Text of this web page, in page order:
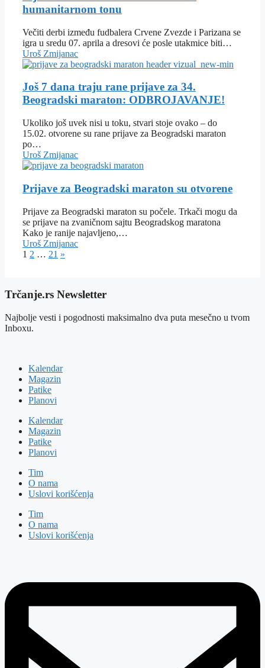
humanitarnom tonu
Večiti derbi između fudbalera Crvene Zvezde i Parizana se
igra u sredu 07. aprila a dresovi će posle utakmice biti…
Uroš Zmijanac
Još 7 dana traju rane prijave za 34.
Beogradski maraton: ODBROJAVANJE!
Ukoliko još uvek nisi u toku, stvari stoje ovako – do
15.02. otvorene su rane prijave za Beogradski maraton
po…
Uroš Zmijanac
Prijave za Beogradski maraton su otvorene
Prijave za Beogradski maraton su počele. Trkači mogu da
se prijave na zvaničnom sajtu Beogradskog maratona
Kako je ranije najavljeno,…
Uroš Zmijanac
1 2 … 21 »
Trčanje.rs Newsletter
Najbolje vesti i pogodnosti maksimalno dva puta mesečno u tvom
Inboxu.
Kalendar
Magazin
Patike
Planovi
Kalendar
Magazin
Patike
Planovi
Tim
O nama
Uslovi korišćenja
Tim
O nama
Uslovi korišćenja